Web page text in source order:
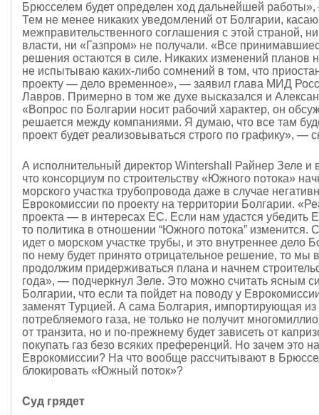
Брюсселем будет определен ход дальнейшей
Тем не менее никаких уведомлений от Болгарии,
межправительственного соглашения с этой страной,
власти, ни «Газпром» не получали. «Все
решения остаются в силе. Никаких изменений планов
не испытываю каких-либо сомнений в том, что
проекту — дело временное», — заявил глава МИД
Лавров. Примерно в том же духе высказался и
«Вопрос по Болгарии носит рабочий характер, он
решается между компаниями. Я думаю, что все там
проект будет реализовываться строго по графику», —
А исполнительный директор Wintershall Райнер Зеле и
что консорциум по строительству «Южного потока»
морского участка трубопровода даже в случае
Еврокомиссии по проекту на территории Болгарии.
проекта — в интересах ЕС. Если нам удастся убедить
то политика в отношении “Южного потока” изменится.
идет о морском участке трубы, и это внутреннее дело
по нему будет принято отрицательное решение, то мы
продолжим придерживаться плана и начнем
года», — подчеркнул Зеле. Это можно считать ясным
Болгарии, что если та пойдет на поводу у
заменят Турцией. А сама Болгария, импортирующая из
потребляемого газа, не только не получит
от транзита, но и по-прежнему будет зависеть от
покупать газ безо всяких преференций. Но зачем это
Еврокомиссии? На что вообще рассчитывают в
блокировать «Южный поток»?
Суд грядет